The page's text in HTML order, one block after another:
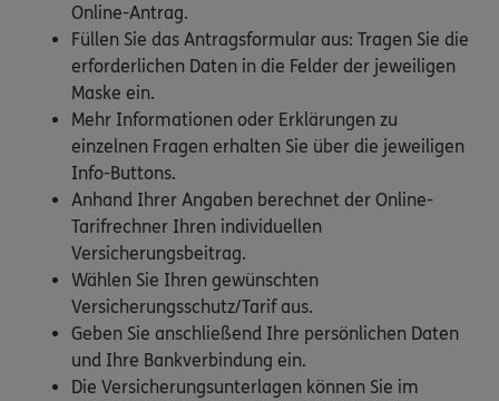
Online-Antrag.
Füllen Sie das Antragsformular aus: Tragen Sie die
erforderlichen Daten in die Felder der jeweiligen
Maske ein.
Mehr Informationen oder Erklärungen zu
einzelnen Fragen erhalten Sie über die jeweiligen
Info-Buttons.
Anhand Ihrer Angaben berechnet der Online-
Tarifrechner Ihren individuellen
Versicherungsbeitrag.
Wählen Sie Ihren gewünschten
Versicherungsschutz/Tarif aus.
Geben Sie anschließend Ihre persönlichen Daten
und Ihre Bankverbindung ein.
Die Versicherungsunterlagen können Sie im